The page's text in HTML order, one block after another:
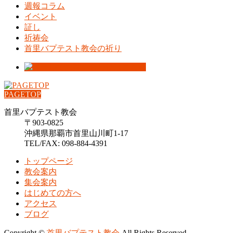
週報コラム
イベント
証し
祈祷会
首里バプテスト教会の祈り
PAGETOP
首里バプテスト教会
〒903-0825
沖縄県那覇市首里山川町1-17
TEL/FAX: 098-884-4391
トップページ
教会案内
集会案内
はじめての方へ
アクセス
ブログ